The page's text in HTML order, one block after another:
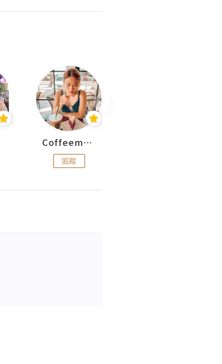
Coffeemeetjojo
追蹤